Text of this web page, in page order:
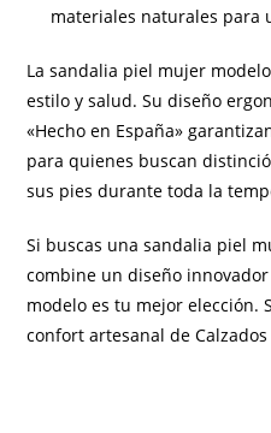
materiales naturales para
La sandalia piel mujer
estilo y salud. Su diseño
«Hecho en España»
para quienes buscan
sus pies durante toda la
Si buscas una sandalia piel
combine un diseño
modelo es tu mejor elección.
confort artesanal de Calzados